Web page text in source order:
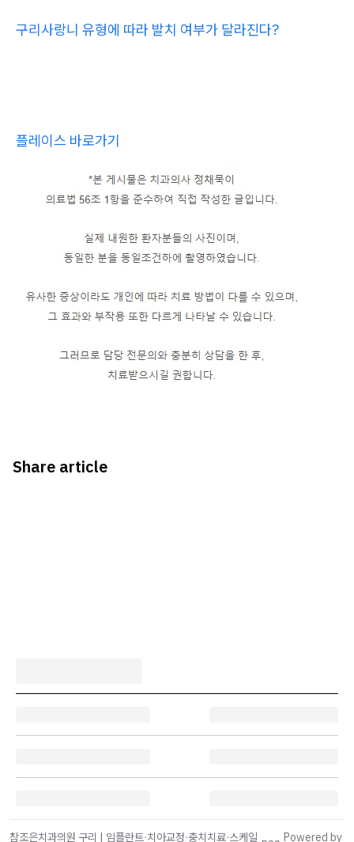
구리사랑니 유형에 따라 발치 여부가 달라진다?
플레이스 바로가기
Share article
참조은치과의원 구리 | 임플란트·치아교정·충치치료·스케일 Powered by